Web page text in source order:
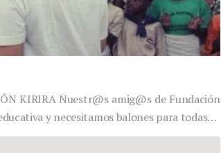
KIRIRA Nuestr@s amig@s de Fundación
y necesitamos balones para todas…